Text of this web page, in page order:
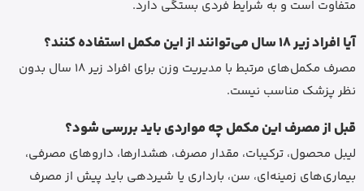
متفاوت است و به شرایط فردی بستگی دارد.
آیا افراد زیر 18 سال می‌توانند از این مکمل استفاده کنند؟
مصرف مکمل‌های مرتبط با مدیریت وزن برای افراد زیر 18 سال بدون
نظر پزشک مناسب نیست.
قبل از مصرف این مکمل چه مواردی باید بررسی شود؟
لیبل محصول، ترکیبات، مقدار مصرف، هشدارها، داروهای مصرفی،
بیماری‌های زمینه‌ای، سن، بارداری یا شیردهی باید پیش از مصرف